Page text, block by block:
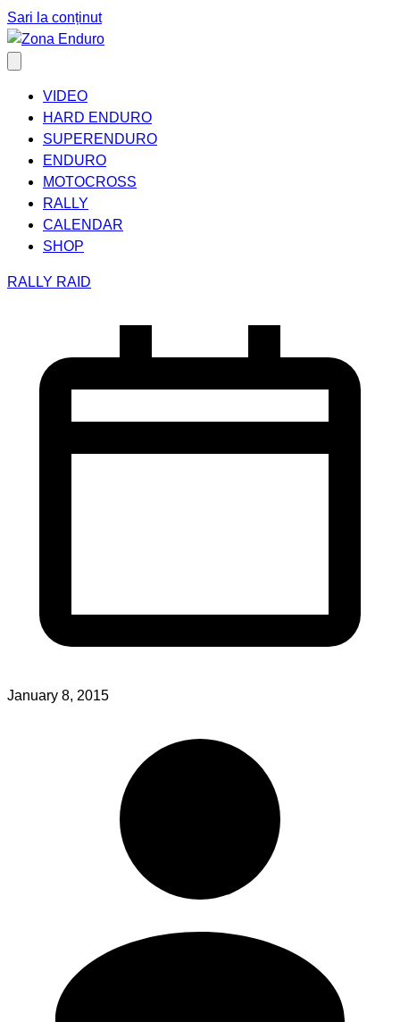
Sari la conținut
VIDEO
HARD ENDURO
SUPERENDURO
ENDURO
MOTOCROSS
RALLY
CALENDAR
SHOP
RALLY RAID
January 8, 2015